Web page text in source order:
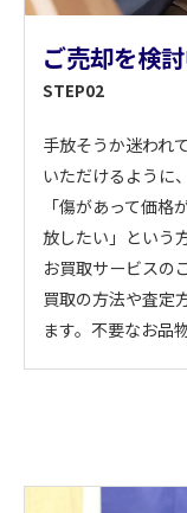
ご売却を検
STEP02
手放そうか迷われ
いただけるように
「傷があって価
放したい」という
お買取サービスの
買取の方法や査定
ます。不要なお品